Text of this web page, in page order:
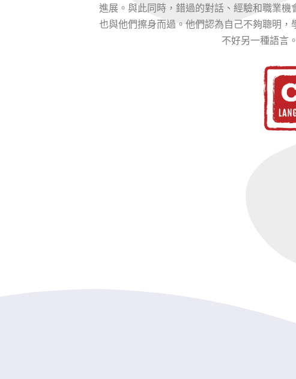
進展。與此同時，錯過的對話、經驗和職業機
也與他們擦身而過。他們認為自己不夠聰明，
不好另一種語言